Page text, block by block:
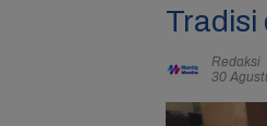
Tradisi
Redaksi
30